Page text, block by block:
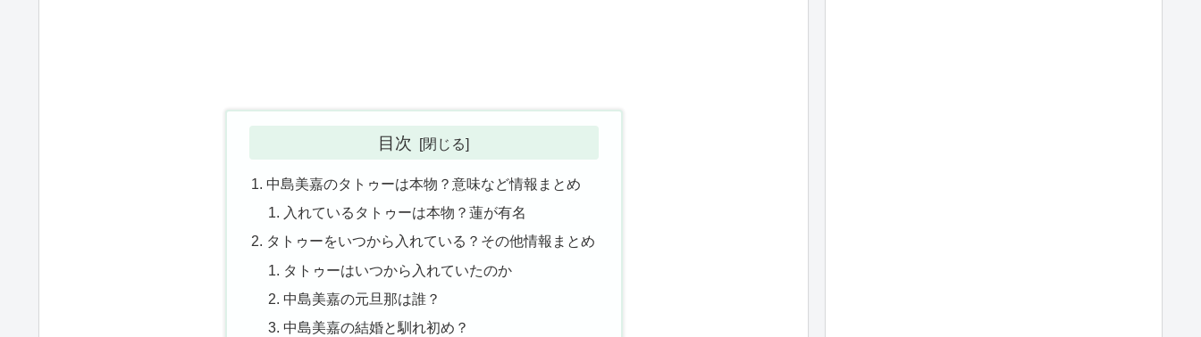
目次
中島美嘉のタトゥーは本物？意味など情報まとめ
入れているタトゥーは本物？蓮が有名
タトゥーをいつから入れている？その他情報まとめ
タトゥーはいつから入れていたのか
中島美嘉の元旦那は誰？
中島美嘉の結婚と馴れ初め？